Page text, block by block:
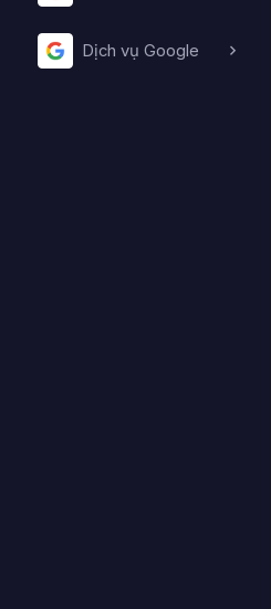
Dịch vụ Google
Tổng tiền cần thanh
Đặt
Thông tin tài khoản của
Vui lòng
Đăng nhập để xem thông tin tài
chúng